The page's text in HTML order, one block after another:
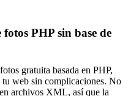
PHP sin base de
gratuita basada en PHP,
tu web sin complicaciones. No
archivos XML, así que la